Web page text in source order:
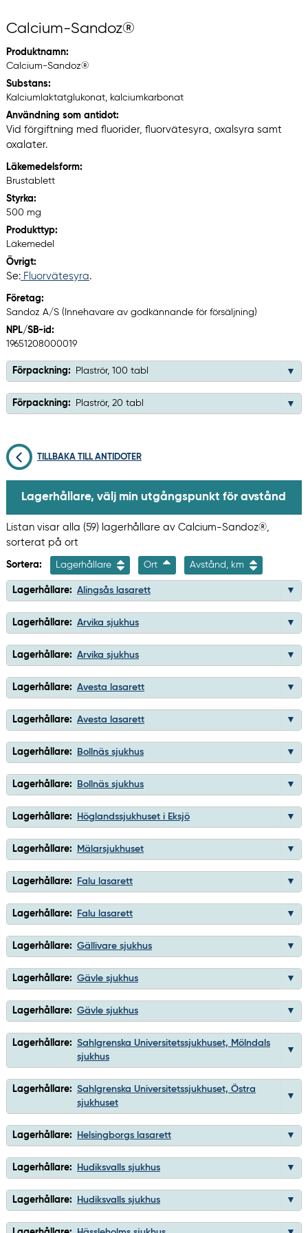
Calcium-Sandoz®
Produktnamn:
Calcium-Sandoz®
Substans:
Kalciumlaktatglukonat, kalciumkarbonat
Användning som antidot:
Vid förgiftning med fluorider, fluorvätesyra, oxalsyra samt
oxalater.
Läkemedelsform:
Brustablett
Styrka:
500 mg
Produkttyp:
Läkemedel
Övrigt:
Se:Fluorvätesyra.
Företag:
Sandoz A/S (Innehavare av godkännande för försäljning)
NPL/SB-id:
19651208000019
Förpackning: Plaströr, 100 tabl
Förpackning: Plaströr, 20 tabl
TILLBAKA TILL ANTIDOTER
Lagerhållare, välj min utgångspunkt för avstånd
Listan visar alla (59) lagerhållare av Calcium-Sandoz®,
sorterat på ort
Sortera: Lagerhållare Ort Avstånd, km
Lagerhållare: Alingsås lasarett
Lagerhållare: Arvika sjukhus
Lagerhållare: Arvika sjukhus
Lagerhållare: Avesta lasarett
Lagerhållare: Avesta lasarett
Lagerhållare: Bollnäs sjukhus
Lagerhållare: Bollnäs sjukhus
Lagerhållare: Höglandssjukhuset i Eksjö
Lagerhållare: Mälarsjukhuset
Lagerhållare: Falu lasarett
Lagerhållare: Falu lasarett
Lagerhållare: Gällivare sjukhus
Lagerhållare: Gävle sjukhus
Lagerhållare: Gävle sjukhus
Lagerhållare: Sahlgrenska Universitetssjukhuset, Mölndals
sjukhus
Lagerhållare: Sahlgrenska Universitetssjukhuset, Östra
sjukhuset
Lagerhållare: Helsingborgs lasarett
Lagerhållare: Hudiksvalls sjukhus
Lagerhållare: Hudiksvalls sjukhus